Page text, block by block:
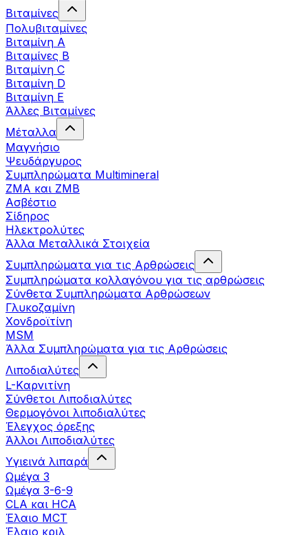
Βιταμίνες
Πολυβιταμίνες
Βιταμίνη Α
Βιταμίνες Β
Βιταμίνη C
Βιταμίνη D
Βιταμίνη Ε
Άλλες Βιταμίνες
Μέταλλα
Μαγνήσιο
Ψευδάργυρος
Συμπληρώματα Multimineral
ZMA και ZMB
Ασβέστιο
Σίδηρος
Ηλεκτρολύτες
Άλλα Mεταλλικά Στοιχεία
Συμπληρώματα για τις Αρθρώσεις
Συμπληρώματα κολλαγόνου για τις αρθρώσεις
Σύνθετα Συμπληρώματα Αρθρώσεων
Γλυκοζαμίνη
Χονδροϊτίνη
MSM
Άλλα Συμπληρώματα για τις Αρθρώσεις
Λιποδιαλύτες
L-Kαρνιτίνη
Σύνθετοι Λιποδιαλύτες
Θερμογόνοι λιποδιαλύτες
Έλεγχος όρεξης
Άλλοι Λιποδιαλύτες
Υγιεινά λιπαρά
Ωμέγα 3
Ωμέγα 3-6-9
CLA και HCA
Έλαιο MCT
Έλαιο κριλ